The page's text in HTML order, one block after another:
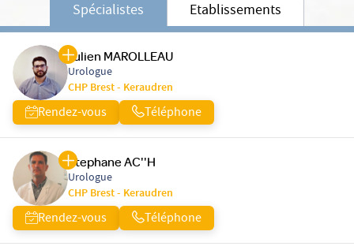
Spécialistes Etablissements
Julien MAROLLEAU
Urologue
CHP Brest - Keraudren
Rendez-vous Téléphone
Stephane AC''H
Urologue
CHP Brest - Keraudren
Rendez-vous Téléphone